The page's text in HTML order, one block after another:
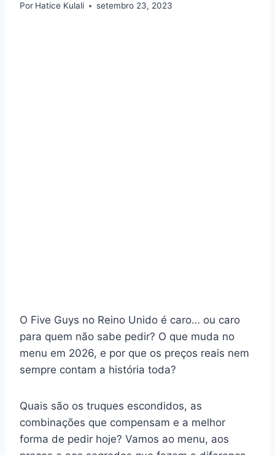
Por Hatice Kulali setembro 23, 2023
O Five Guys no Reino Unido é caro… ou caro
para quem não sabe pedir? O que muda no
menu em 2026, e por que os preços reais nem
sempre contam a história toda?
Quais são os truques escondidos, as
combinações que compensam e a melhor
forma de pedir hoje? Vamos ao menu, aos